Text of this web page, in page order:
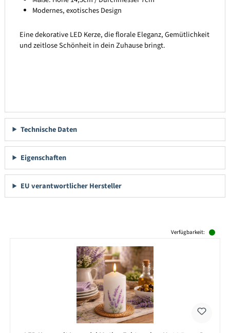
Modernes, exotisches Design
Eine dekorative LED Kerze, die florale Eleganz, Gemütlichkeit
und zeitlose Schönheit in dein Zuhause bringt.
Technische Daten
Eigenschaften
EU verantwortlicher Hersteller
Verfügbarkeit: